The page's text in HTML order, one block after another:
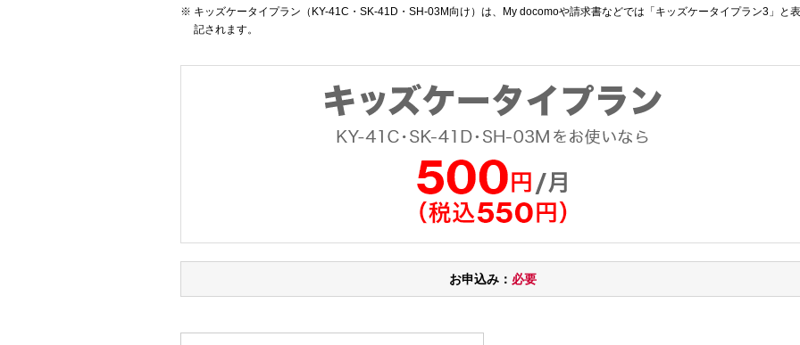
キッズケータイプラン（KY-41C・SK-41D・SH-03M向け）は、My docomoや請求書などでは「キッズケータイプラン3」と表
記されます。
お申込み： 必要